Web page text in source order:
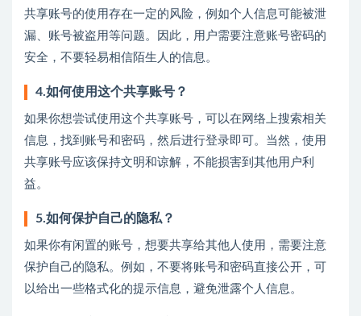
共享账号的使用存在一定的风险，例如个人信息可能被泄
漏、账号被盗用等问题。因此，用户需要注意账号密码的
安全，不要轻易相信陌生人的信息。
4.如何使用这个共享账号？
如果你想尝试使用这个共享账号，可以在网络上搜索相关
信息，找到账号和密码，然后进行登录即可。当然，使用
共享账号应该保持文明和谅解，不能损害到其他用户利
益。
5.如何保护自己的隐私？
如果你有闲置的账号，想要共享给其他人使用，需要注意
保护自己的隐私。例如，不要将账号和密码直接公开，可
以给出一些格式化的提示信息，避免泄露个人信息。